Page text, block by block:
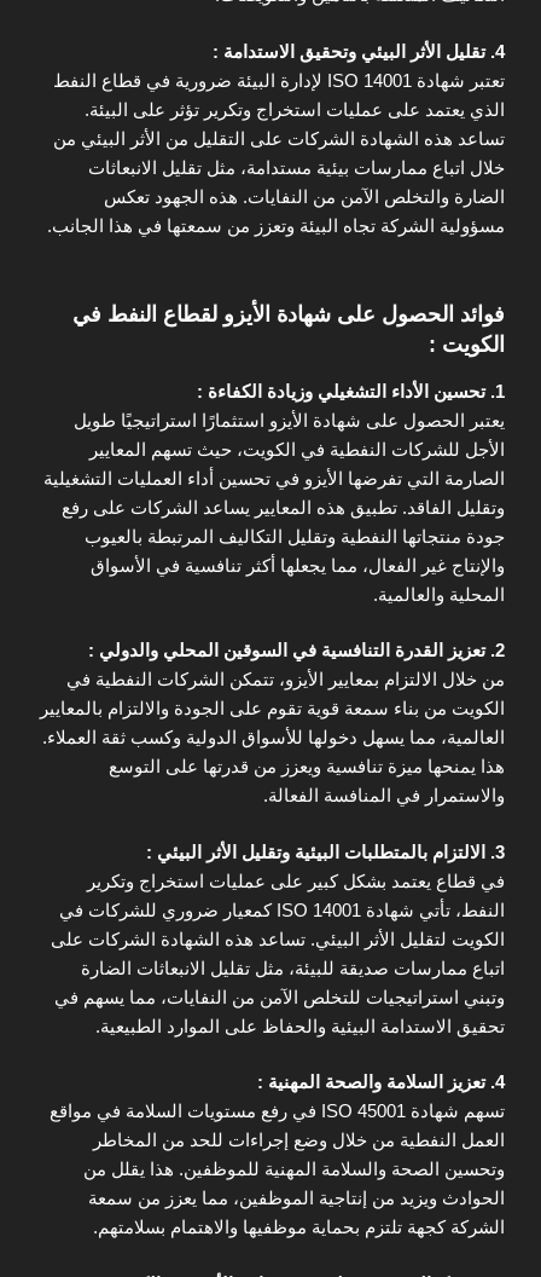
4. تقليل الأثر البيئي وتحقيق الاستدامة :
تعتبر شهادة ISO 14001 لإدارة البيئة ضرورية في قطاع النفط
الذي يعتمد على عمليات استخراج وتكرير تؤثر على البيئة.
تساعد هذه الشهادة الشركات على التقليل من الأثر البيئي من
خلال اتباع ممارسات بيئية مستدامة، مثل تقليل الانبعاثات
الضارة والتخلص الآمن من النفايات. هذه الجهود تعكس
مسؤولية الشركة تجاه البيئة وتعزز من سمعتها في هذا الجانب.
فوائد الحصول على شهادة الأيزو لقطاع النفط في
الكويت :
1. تحسين الأداء التشغيلي وزيادة الكفاءة :
يعتبر الحصول على شهادة الأيزو استثمارًا استراتيجيًا طويل
الأجل للشركات النفطية في الكويت، حيث تسهم المعايير
الصارمة التي تفرضها الأيزو في تحسين أداء العمليات التشغيلية
وتقليل الفاقد. تطبيق هذه المعايير يساعد الشركات على رفع
جودة منتجاتها النفطية وتقليل التكاليف المرتبطة بالعيوب
والإنتاج غير الفعال، مما يجعلها أكثر تنافسية في الأسواق
المحلية والعالمية.
2. تعزيز القدرة التنافسية في السوقين المحلي والدولي :
من خلال الالتزام بمعايير الأيزو، تتمكن الشركات النفطية في
الكويت من بناء سمعة قوية تقوم على الجودة والالتزام بالمعايير
العالمية، مما يسهل دخولها للأسواق الدولية وكسب ثقة العملاء.
هذا يمنحها ميزة تنافسية ويعزز من قدرتها على التوسع
والاستمرار في المنافسة الفعالة.
3. الالتزام بالمتطلبات البيئية وتقليل الأثر البيئي :
في قطاع يعتمد بشكل كبير على عمليات استخراج وتكرير
النفط، تأتي شهادة ISO 14001 كمعيار ضروري للشركات في
الكويت لتقليل الأثر البيئي. تساعد هذه الشهادة الشركات على
اتباع ممارسات صديقة للبيئة، مثل تقليل الانبعاثات الضارة
وتبني استراتيجيات للتخلص الآمن من النفايات، مما يسهم في
تحقيق الاستدامة البيئية والحفاظ على الموارد الطبيعية.
4. تعزيز السلامة والصحة المهنية :
تسهم شهادة ISO 45001 في رفع مستويات السلامة في مواقع
العمل النفطية من خلال وضع إجراءات للحد من المخاطر
وتحسين الصحة والسلامة المهنية للموظفين. هذا يقلل من
الحوادث ويزيد من إنتاجية الموظفين، مما يعزز من سمعة
الشركة كجهة تلتزم بحماية موظفيها والاهتمام بسلامتهم.